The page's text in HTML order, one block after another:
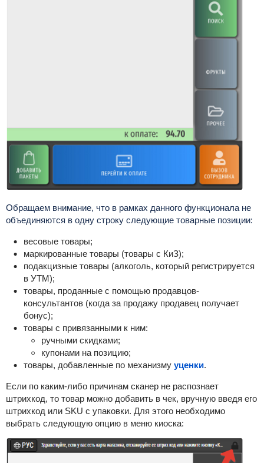
Обращаем внимание, что в рамках данного функционала не
объединяются в одну строку следующие товарные позиции:
весовые товары;
маркированные товары (товары с КиЗ);
подакцизные товары (алкоголь, который регистрируется
в УТМ);
товары, проданные с помощью продавцов-
консультантов (когда за продажу продавец получает
бонус);
товары с привязанными к ним:
ручными скидками;
купонами на позицию;
товары, добавленные по механизму уценки.
Если по каким-либо причинам сканер не распознает
штрихкод, то товар можно добавить в чек, вручную введя его
штрихкод или SKU с упаковки. Для этого необходимо
выбрать следующую опцию в меню киоска: